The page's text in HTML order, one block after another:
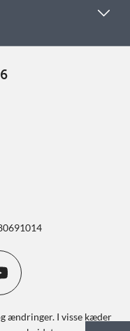
ændringer. I visse kæder